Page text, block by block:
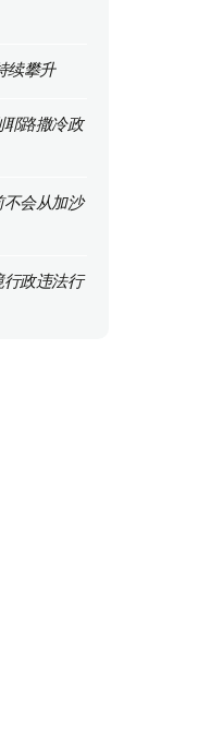
续攀升
路撒冷政
会从加沙
政违法行